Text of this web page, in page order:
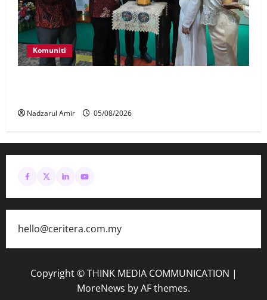
Komuniti
Nadzarul Amir 05/08/2026
hello@ceritera.com.my
Copyright © THINK MEDIA COMMUNICATION |
MoreNews by AF themes.